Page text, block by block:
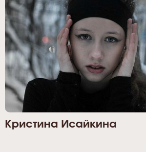
Кристина Исайкина